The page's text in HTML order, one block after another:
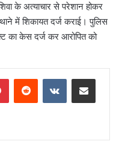
के अत्याचार से परेशान होकर
में शिकायत दर्ज कराई। पुलिस
का केस दर्ज कर आरोपित को
PinterestReddit VKontakteShare via Email